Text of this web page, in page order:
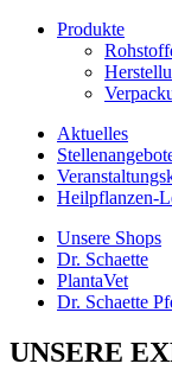
Produkte
Aktuelles
Heilpflanzen-
Unsere Shops
Dr. Schaette
PlantaVet
Dr. Schaette
UNSERE